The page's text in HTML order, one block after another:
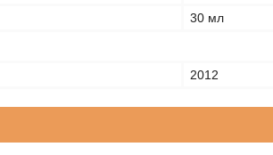
30 мл
2012